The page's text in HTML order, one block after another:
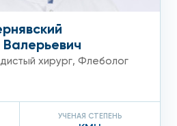
массаж;
хирург, Флеболог
УЧЕНАЯ СТЕПЕНЬ